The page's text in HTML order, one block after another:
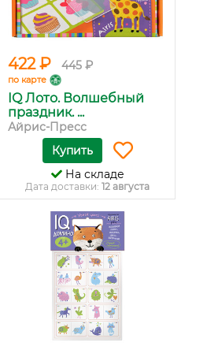
422 ₽ 445 ₽
по карте
IQ Лото. Волшебный
праздник. ...
Айрис-Пресс
Купить
На складе
Дата доставки: 12 августа